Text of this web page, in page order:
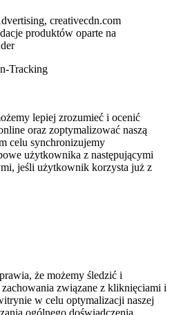
creativecdn.com
produktów oparte na
Tracking
lepiej zrozumieć i ocenić
oraz zoptymalizować naszą
celu synchronizujemy
użytkownika z następującymi
jeśli użytkownik korzysta już z
że możemy śledzić i
związane z kliknięciami i
w celu optymalizacji naszej
ogólnego doświadczenia